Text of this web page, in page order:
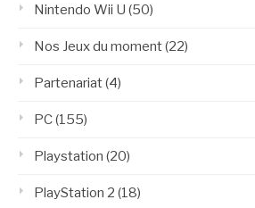
Nintendo Wii U (50)
Nos Jeux du moment(22)
Partenariat(4)
PC(155)
Playstation (20)
PlayStation 2 (18)